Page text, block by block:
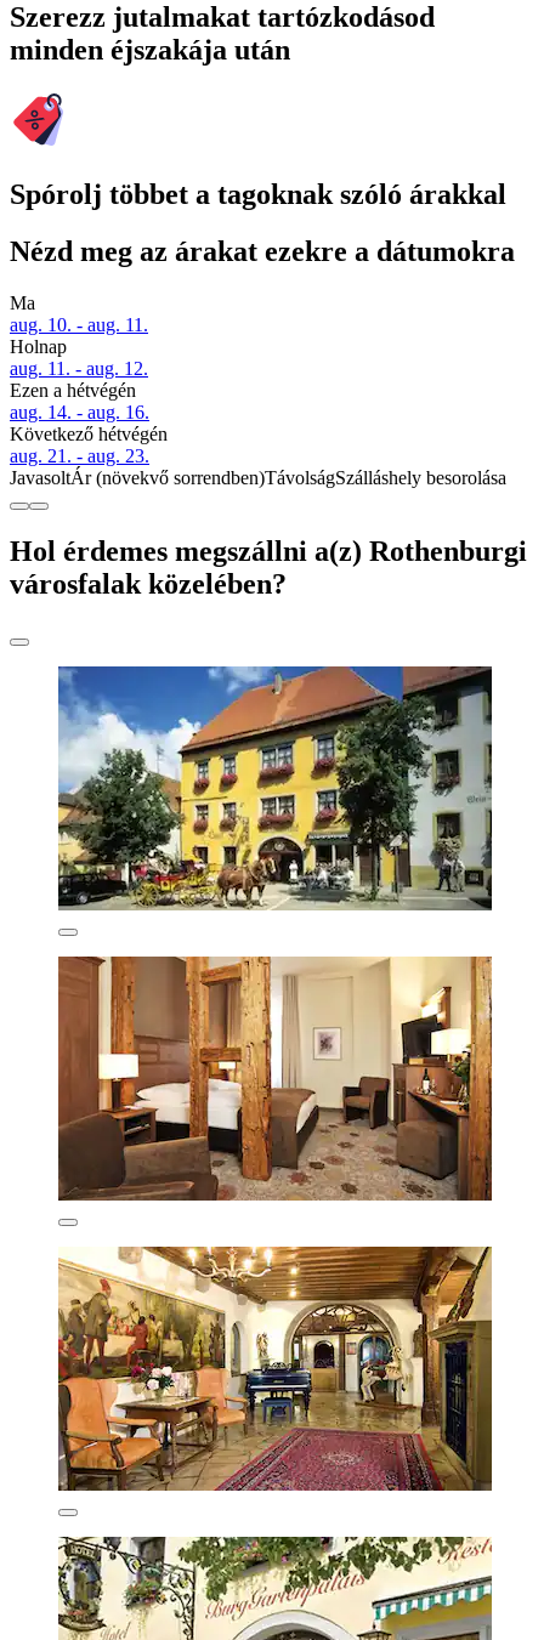
Szerezz jutalmakat tartózkodásod
minden éjszakája után
Spórolj többet a tagoknak szóló árakkal
Nézd meg az árakat ezekre a dátumokra
Ma
aug. 10. - aug. 11.
Holnap
aug. 11. - aug. 12.
Ezen a hétvégén
aug. 14. - aug. 16.
Következő hétvégén
aug. 21. - aug. 23.
JavasoltÁr (növekvő sorrendben)TávolságSzálláshely besorolása
Hol érdemes megszállni a(z) Rothenburgi
városfalak közelében?